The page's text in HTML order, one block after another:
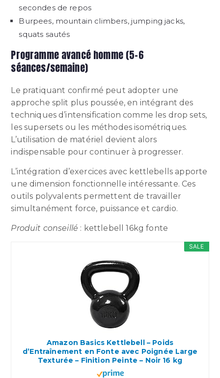
secondes de repos
Burpees, mountain climbers, jumping jacks,
squats sautés
Programme avancé homme (5-6
séances/semaine)
Le pratiquant confirmé peut adopter une
approche split plus poussée, en intégrant des
techniques d’intensification comme les drop sets,
les supersets ou les méthodes isométriques.
L’utilisation de matériel devient alors
indispensable pour continuer à progresser.
L’intégration d’exercices avec kettlebells apporte
une dimension fonctionnelle intéressante. Ces
outils polyvalents permettent de travailler
simultanément force, puissance et cardio.
Produit conseillé : kettlebell 16kg fonte
SALE
Amazon Basics Kettlebell – Poids
d’Entraînement en Fonte avec Poignée Large
Texturée – Finition Peinte – Noir 16 kg